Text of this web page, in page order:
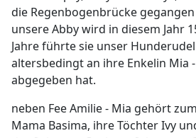
die Regenbogenbrücke
unsere Abby wird in diesem Jahr
Jahre führte sie unser
altersbedingt an ihre Enkelin Mia -
abgegeben hat.
neben Fee Amilie - Mia gehört
Mama Basima, ihre Töchter Ivy